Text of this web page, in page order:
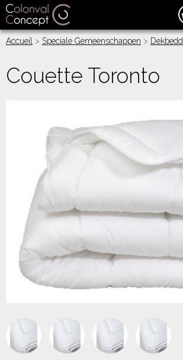
Accueil > Speciale Gemeenschappen >
Couette Toronto